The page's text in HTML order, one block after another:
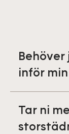
inför
Tar ni